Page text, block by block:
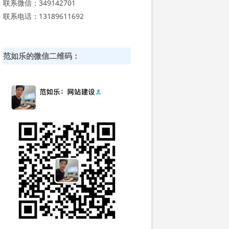
联系微信：349142701
联系电话：13189611692
范如乐的微信二维码：